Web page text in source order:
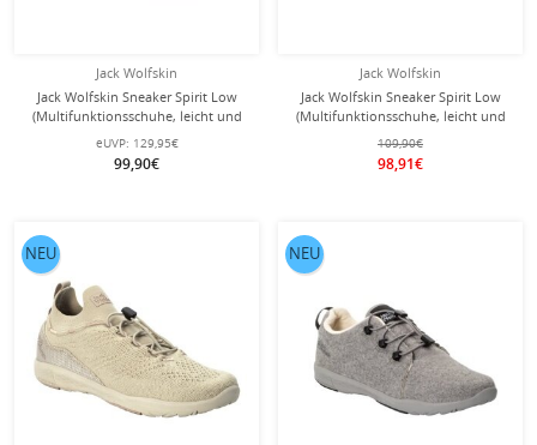
Jack Wolfskin
Jack Wolfskin Sneaker Spirit Low
(Multifunktionsschuhe, leicht und
atmungsaktiv) schwarz Damen
eUVP: 129,95€
99,90€
Jack Wolfskin
Jack Wolfskin Sneaker Spirit Low
(Multifunktionsschuhe, leicht und
atmungsaktiv) silbergrau Damen
109,90€
98,91€
NEU NEU